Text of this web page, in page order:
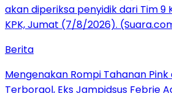
Berita
Mengenakan Rompi Tahanan
Terborgol, Eks Jampidsus Febrie